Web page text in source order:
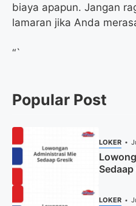
biaya apapun. Jangan
lamaran jika Anda
“`
Popular Post
LOKER
LOKER